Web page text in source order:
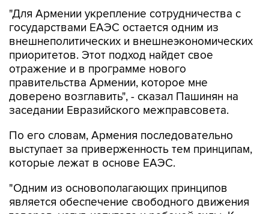
внешнеполитических и внешнеэкономических
приоритетов. Этот подход найдет свое
отражение и в программе нового
правительства Армении, которое мне
доверено возглавить", - сказал Пашинян на
заседании Евразийского межправсовета.
По его словам, Армения последовательно
которые лежат в основе ЕАЭС.
"Одним из основополагающих принципов
товаров, услуг, капитала и рабочей силы. К
сожалению, на практике эти принципы